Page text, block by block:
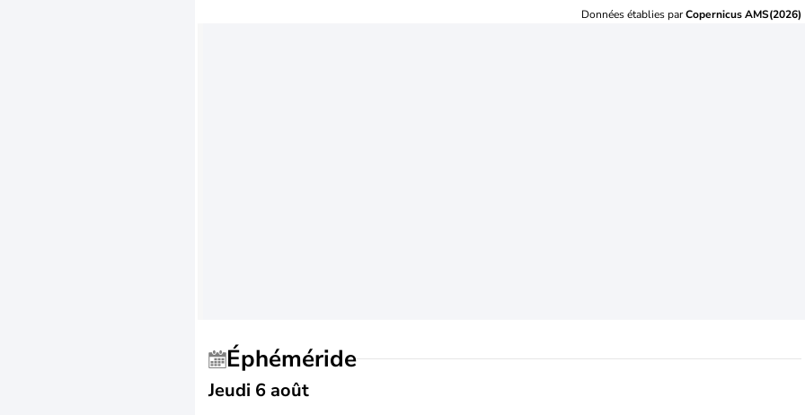
Données établies parCopernicus AMS(2026)
Éphéméride
Jeudi 6 août